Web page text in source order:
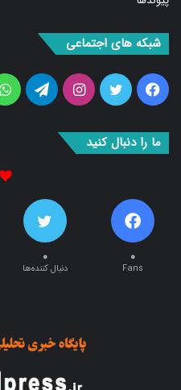
فیس
بوک
توییتراینستاگرامتلگرام
۰ ۰